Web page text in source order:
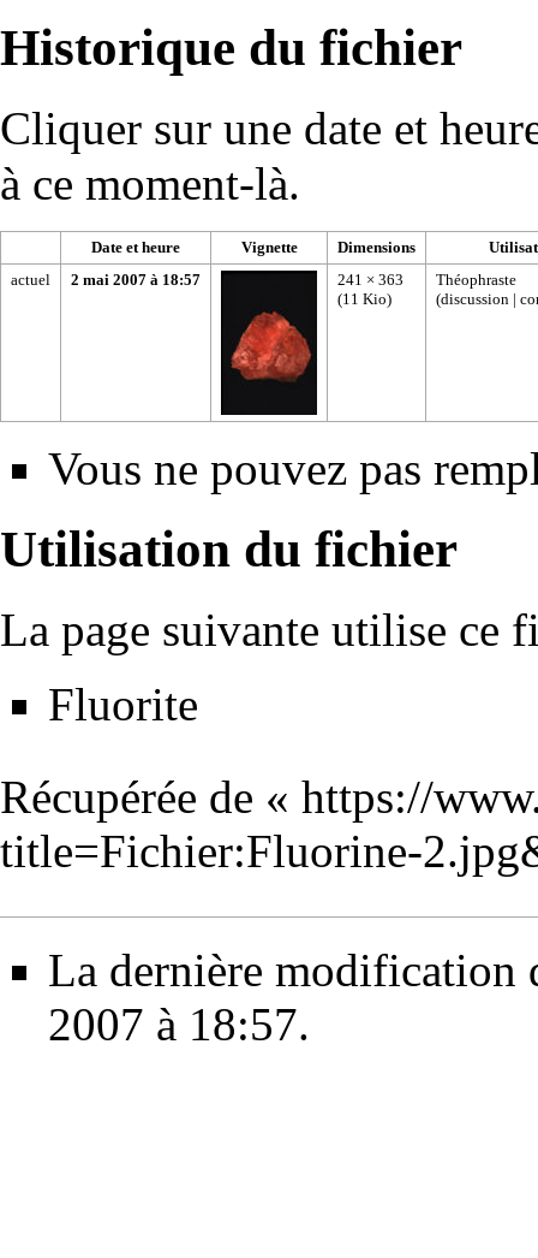
Historique du fichier
Cliquer sur une date et
à ce moment-là.
Date et heure Vignette Dimensions
actuel
2 mai 2007 à 18:57
241 × 363
(11 Kio)
Théophraste
(discussion |
Vous ne pouvez pas
Utilisation du fichier
La page suivante utilise ce
Fluorite
Récupérée de « https://
title=Fichier:Fluorine-
La dernière modification
2007 à 18:57.